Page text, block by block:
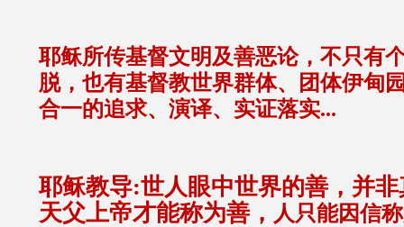
耶稣所传基督文明及善恶论，不只有
脱，也有基督教世界群体、团体伊甸
合一的追求、演译、实证落实...
耶稣教导:世人眼中世界的善，并
天父上帝才能称为善， 人只能因信